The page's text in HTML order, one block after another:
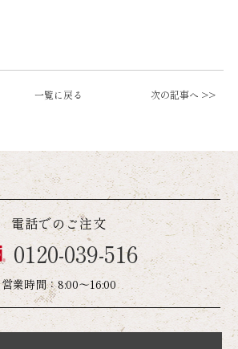
一覧に戻る 次の記事へ >>
電話でのご注文
0120-039-516
営業時間：8:00～16:00